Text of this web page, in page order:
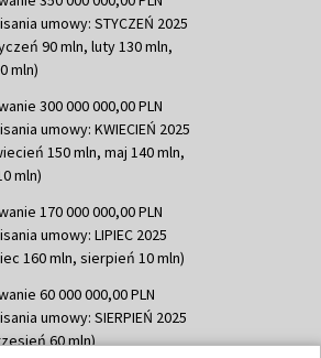
umowy: STYCZEŃ 2025
90 mln, luty 130 mln,
mln)
300 000 000,00 PLN
umowy: KWIECIEŃ 2025
150 mln, maj 140 mln,
mln)
170 000 000,00 PLN
umowy: LIPIEC 2025
160 mln, sierpień 10 mln)
60 000 000,00 PLN
umowy: SIERPIEŃ 2025
60 mln)